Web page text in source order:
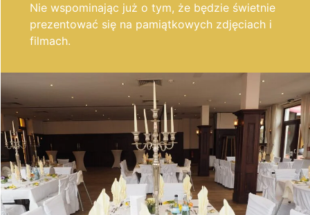
Nie wspominając już o tym, że będzie świetnie
prezentować się na pamiątkowych zdjęciach i
filmach.